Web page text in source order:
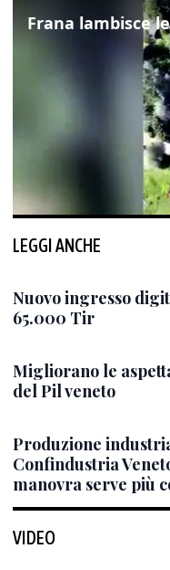
LEGGI ANCHE
Nuovo ingresso
65.000 Tir
Migliorano le
del Pil veneto
Produzione
Confindustria
manovra serve più
VIDEO